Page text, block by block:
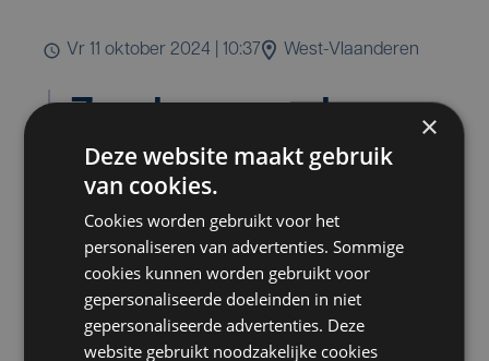
vr 11 oktober 2024 | 10:37 West-Vlaanderen
Zondag naar de
stembus, maar wat
gebeurt er daarna
met je stem?
Zondag mag je naar de stembus.
×
Deze website maakt gebruik
van cookies.
Cookies worden gebruikt voor het
personaliseren van advertenties. Sommige
cookies kunnen worden gebruikt voor
gepersonaliseerde doeleinden in niet
gepersonaliseerde advertenties. Deze
website gebruikt noodzakelijke cookies